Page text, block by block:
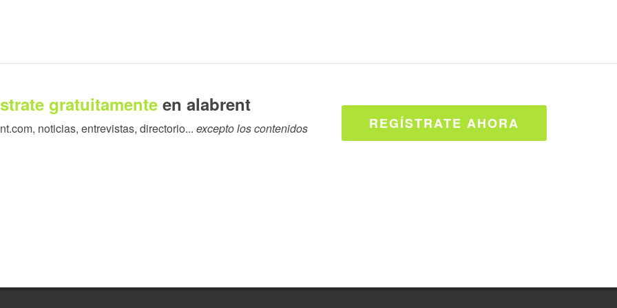
de nuestra potente capacidad para desarrollar productos
gratuitamente en alabrent
noticias, entrevistas, directorio... excepto los contenidos
REGÍSTRATE AHORA